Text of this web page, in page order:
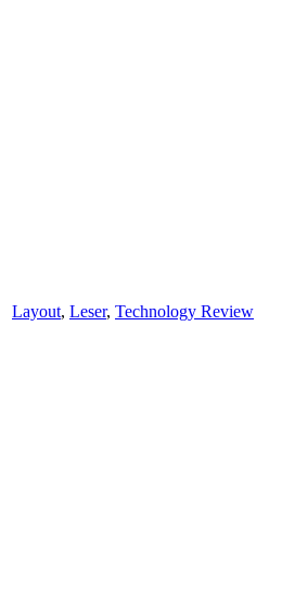
Layout, Leser, Technology Review